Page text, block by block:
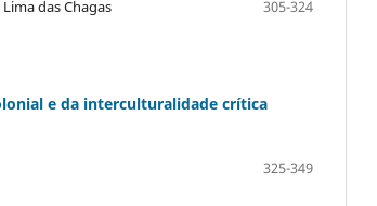
das Chagas
305-324
e da interculturalidade crítica
325-349